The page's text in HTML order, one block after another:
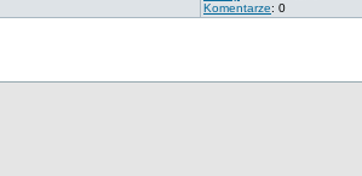
Komentarze: 0